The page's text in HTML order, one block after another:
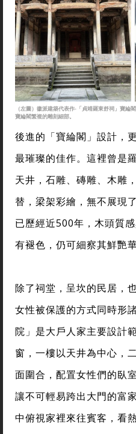
（左圖）徽派建築代表作-「貞靖羅東舒祠」寶綸
寶綸閣繁複的雕刻細部。
後進的「寶綸閣」設計，
最璀璨的佳作。這裡曾是
天井，石雕、磚雕、木雕
替，梁架彩繪，無不展現
已歷經近500年，木頭質
有褪色，仍可細察其鮮艷華
除了祠堂，呈坎的民居，
女性被保護的方式同時形
院」是大戶人家主要設計
窗，一樓以天井為中心，
面圍合，配置女性們的臥
讓不可輕易跨出大門的富
中俯視家裡來往賓客，看